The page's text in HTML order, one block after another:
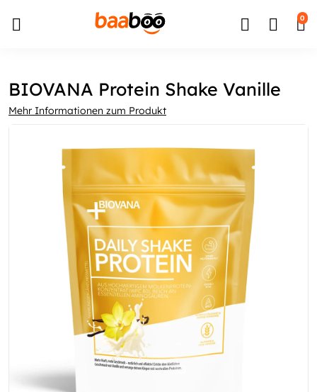
Zum Inhalt springen
Zum Menü springen
Barrierefreiheits-Widget öffnen 0
BIOVANA Protein Shake Vanille
Mehr Informationen zum Produkt